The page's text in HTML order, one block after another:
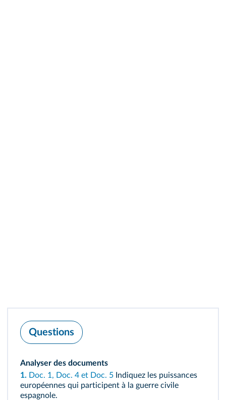
Questions
Analyser des documents
1. Doc. 1, Doc. 4 et Doc. 5 Indiquez les puissances
européennes qui participent à la guerre civile
espagnole.